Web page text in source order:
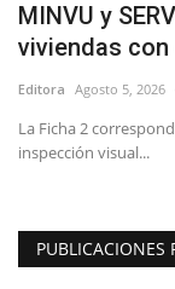
MINVU y
viviendas con
Editora Agosto 5, 2026
La Ficha 2
inspección visual...
PUBLICACIONES